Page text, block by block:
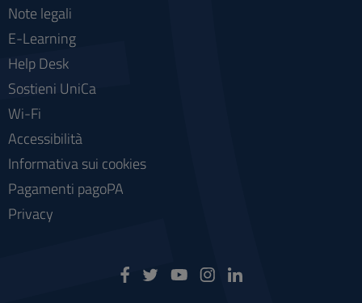
Note legali
E-Learning
Help Desk
Sostieni UniCa
Wi-Fi
Accessibilità
Informativa sui cookies
Pagamenti pagoPA
Privacy